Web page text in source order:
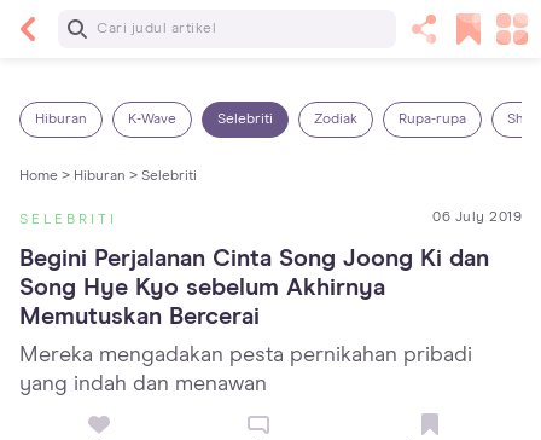
Baca Selanjutnya
Hiburan K-Wave Selebriti Zodiak Rupa-rupa
Home > Hiburan > Selebriti
SELEBRITI 06 July 2019
Begini Perjalanan Cinta Song Joong Ki dan
Song Hye Kyo sebelum Akhirnya
Memutuskan Bercerai
Mereka mengadakan pesta pernikahan pribadi
yang indah dan menawan